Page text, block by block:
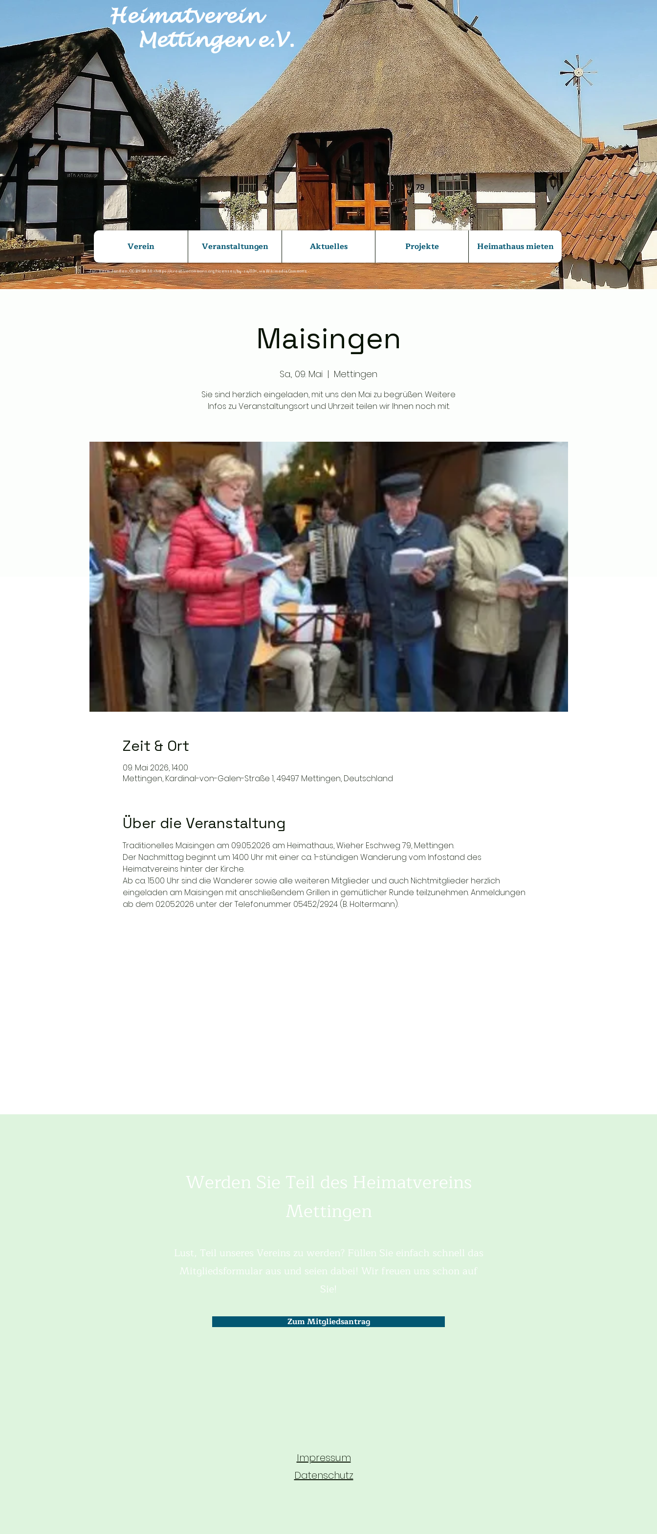
Heimatverein
Mettingen e.V.
Jan-Herm Janßen, CC BY-SA 3.0 <https://creativecommons.org/licenses/by-sa/3.0>,via Wikimedia Commons
Verein Veranstaltungen Aktuelles Projekte Heimathaus mieten
Maisingen
Sa., 09. Mai
  |
Mettingen
Sie sind herzlich eingeladen, mit uns den Mai zu begrüßen. Weitere
Infos zu Veranstaltungsort und Uhrzeit teilen wir Ihnen noch mit.
Zeit & Ort
09. Mai 2026, 14:00
Mettingen, Kardinal-von-Galen-Straße 1, 49497 Mettingen, Deutschland
Über die Veranstaltung
Traditionelles Maisingen am 09.05.2026 am Heimathaus, Wieher Eschweg 79, Mettingen.
Der Nachmittag beginnt um 14.00 Uhr mit einer ca. 1-stündigen Wanderung vom Infostand des
Heimatvereins hinter der Kirche.
Ab ca. 15.00 Uhr sind die Wanderer sowie alle weiteren Mitglieder und auch Nichtmitglieder herzlich
eingeladen am Maisingen mit anschließendem Grillen in gemütlicher Runde teilzunehmen. Anmeldungen
ab dem 02.05.2026 unter der Telefonummer 05452/2924 (B. Holtermann).
Werden Sie Teil des Heimatvereins
Mettingen
Lust, Teil unseres Vereins zu werden? Füllen Sie einfach schnell das
Mitgliedsformular aus und seien dabei! Wir freuen uns schon auf
Sie!
Zum Mitgliedsantrag
Impressum
Datenschutz